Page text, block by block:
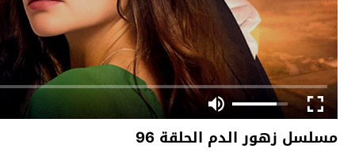
مسلسل زهور الدم الحلقة 96